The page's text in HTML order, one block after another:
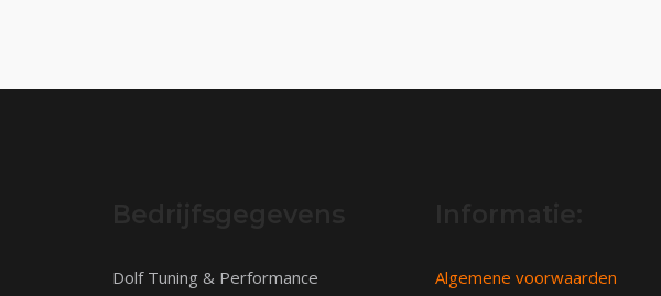
Dolf Tuning & Performance
Algemene voorwaarden